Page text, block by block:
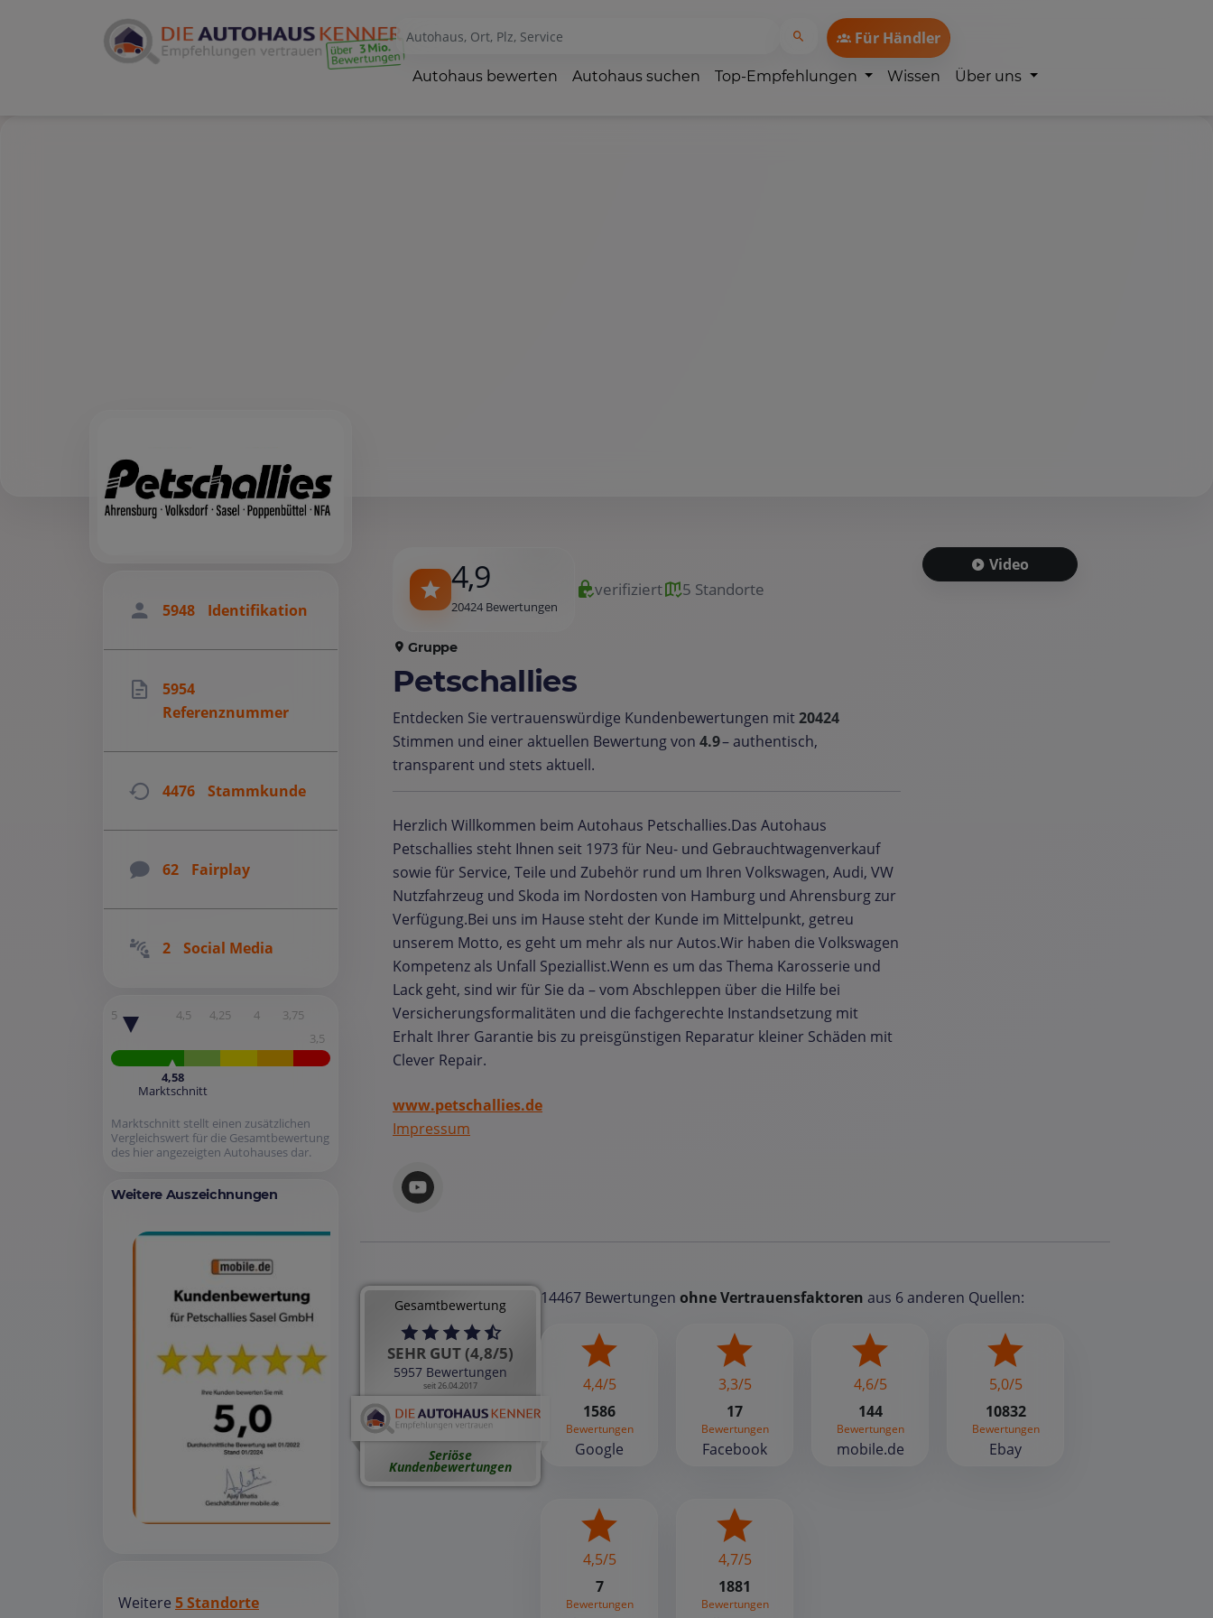
Für Händler
Autohaus bewerten Autohaus suchen Top-Empfehlungen Wissen Über uns
4,9
20424 Bewertungen
verifiziert 5 Standorte
Gruppe
Petschallies
Entdecken Sie vertrauenswürdige Kundenbewertungen mit20424
Stimmen und einer aktuellen Bewertung von 4.9– authentisch,
transparent und stets aktuell.
Herzlich Willkommen beim Autohaus Petschallies.Das Autohaus
Petschallies steht Ihnen seit 1973 für Neu- und Gebrauchtwagenverkauf
sowie für Service, Teile und Zubehör rund um Ihren Volkswagen, Audi, VW
Nutzfahrzeug und Skoda im Nordosten von Hamburg und Ahrensburg zur
Verfügung.Bei uns im Hause steht der Kunde im Mittelpunkt, getreu
unserem Motto, es geht um mehr als nur Autos.Wir haben die Volkswagen
Kompetenz als Unfall Speziallist.Wenn es um das Thema Karosserie und
Lack geht, sind wir für Sie da – vom Abschleppen über die Hilfe bei
Versicherungsformalitäten und die fachgerechte Instandsetzung mit
Erhalt Ihrer Garantie bis zu preisgünstigen Reparatur kleiner Schäden mit
Clever Repair.
www.petschallies.de
Impressum
Video
Gesamtbewertung
SEHR GUT (4,8/5)
5957 Bewertungen
seit 26.04.2017
Seriöse
Kundenbewertungen
14467 Bewertungen ohne Vertrauensfaktoren aus 6 anderen Quellen:
4,4/5
1586
Bewertungen
Google
3,3/5
17
Bewertungen
Facebook
4,6/5
144
Bewertungen
mobile.de
5,0/5
10832
Bewertungen
Ebay
4,5/5
7
Bewertungen
4,7/5
1881
Bewertungen
5948 Identifikation
5954
Referenznummer
4476 Stammkunde
62 Fairplay
2 Social Media
5 4,5 4,25 4
3,75
3,5
4,58
Marktschnitt
Marktschnitt stellt einen zusätzlichen
Vergleichswert für die Gesamtbewertung
des hier angezeigten Autohauses dar.
Weitere Auszeichnungen
Weitere 5 Standorte